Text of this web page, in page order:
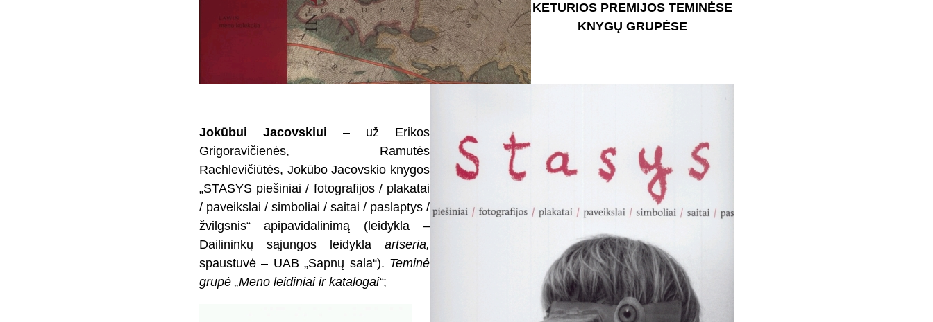
KETURIOS PREMIJOS TEMINĖSE
KNYGŲ GRUPĖSE
Jokūbui Jacovskiui – už Erikos
Grigoravičienės, Ramutės
Rachlevičiūtės, Jokūbo Jacovskio knygos
„STASYS piešiniai / fotografijos / plakatai
/ paveikslai / simboliai / saitai / paslaptys /
žvilgsnis“ apipavidalinimą (leidykla –
Dailininkų sąjungos leidykla artseria,
spaustuvė – UAB „Sapnų sala“). Teminė
grupė „Meno leidiniai ir katalogai“;